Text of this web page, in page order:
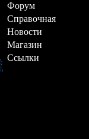
Форум
Справочная
Новости
Магазин
Ссылки